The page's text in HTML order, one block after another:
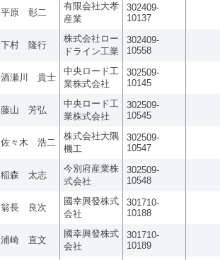
平原 彰二
有限会社大孝
産業
302409-
10137
下村 隆行
株式会社ロー
ドライン工業
302409-
10558
酒瀬川 貴士
中央ロード工
業株式会社
302509-
10145
藤山 芳弘
中央ロード工
業株式会社
302509-
10545
佐々木 浩二
株式会社大隅
機工
302509-
10547
稲森 太志
今別府産業株
式会社
302509-
10548
翁長 良次
國幸興發株式
会社
301710-
10188
浦崎 直文
國幸興發株式
会社
301710-
10189